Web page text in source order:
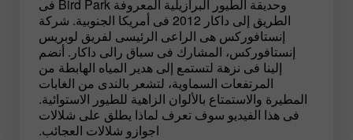
وحديقة الطيور البرازيلية المعروفة Bird Park فى
الطريق إلى داكار 2012 فى أمريكا الجنوبية. شركة
إنستافوركس هى الراعى الرئيسى لفريق لوبريس
إنستافوركس، المشارك فى سباق رالى داكار. أنضم
إلينا فى نزهة لتستمع إلى هدير المياه الهابطة من
المرتفعات السماوية، لتشعر بالندى من الغابات
المطيرة والاستمتاع بالألوان الزاهية للطيور الاستوائية.
فى هذا الفيديو سوف تعرف لماذا يطلق على شلالات
اجوازو شلالات العجائب.